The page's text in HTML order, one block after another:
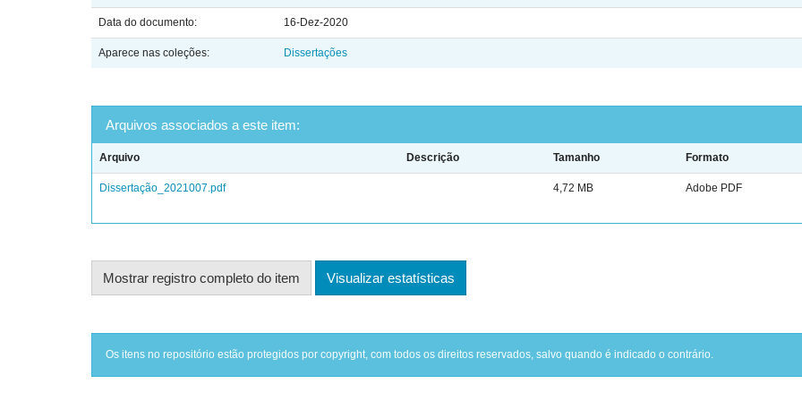
Data do documento: 16-Dez-2020
Aparece nas coleções: Dissertações
Arquivos associados a este item:
Arquivo Descrição Tamanho Formato
Dissertação_2021007.pdf 4,72 MB Adobe PDF
Mostrar registro completo do item Visualizar estatísticas
Os itens no repositório estão protegidos por copyright, com todos os direitos reservados, salvo quando é indicado o contrário.